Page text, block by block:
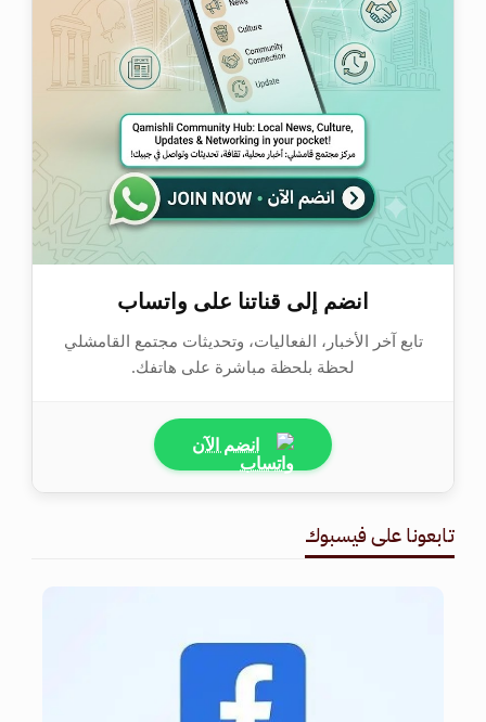
انضم إلى قناتنا على واتساب
تابع آخر الأخبار، الفعاليات، وتحديثات مجتمع القامشلي
لحظة بلحظة مباشرة على هاتفك.
انضم الآن
تابعونا على فيسبوك